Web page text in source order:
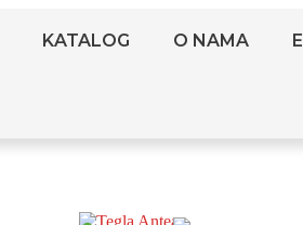
KATALOG O NAMA